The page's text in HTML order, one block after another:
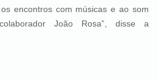
encontros com músicas e ao som
João Rosa”, disse a